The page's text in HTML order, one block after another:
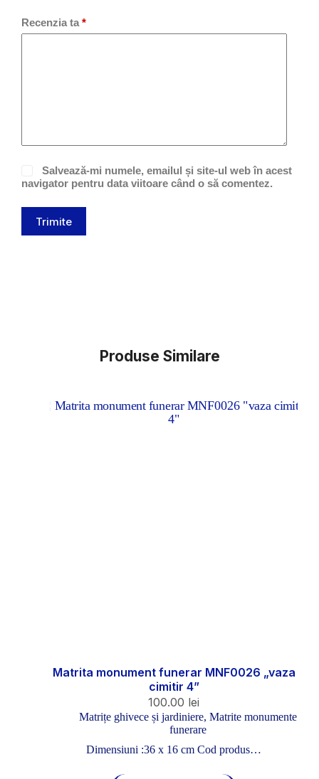
Recenzia ta *
Salvează-mi numele, emailul și site-ul web în acest
navigator pentru data viitoare când o să comentez.
Trimite
Produse Similare
Matrita monument funerar MNF0026 „vaza
cimitir 4”
100.00 lei
Matrițe ghivece și jardiniere, Matrite monumente
funerare
Dimensiuni :36 x 16 cm Cod produs…